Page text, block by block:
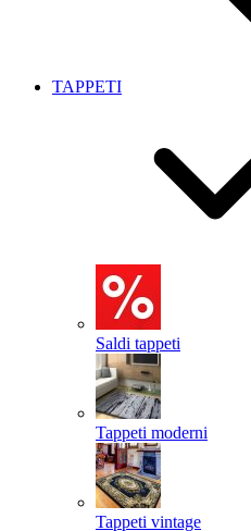
TAPPETI
Saldi tappeti
Tappeti moderni
Tappeti vintage